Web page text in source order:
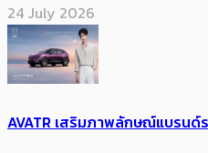
24 July 2026
AVATR เสริมภาพลักษณ์แบรนด์ร